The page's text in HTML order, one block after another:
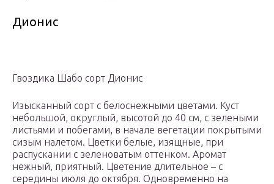
Дионис
Гвоздика Шабо сорт Дионис
Изысканный сорт с белоснежными цветами. Куст
небольшой, округлый, высотой до 40 см, с зелеными
листьями и побегами, в начале вегетации покрытыми
сизым налетом. Цветки белые, изящные, при
распускании с зеленоватым оттенком. Аромат
нежный, приятный. Цветение длительное – с
середины июля до октября. Одновременно на